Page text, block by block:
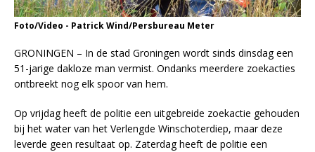
Foto/Video - Patrick Wind/Persbureau Meter
GRONINGEN – In de stad Groningen wordt sinds dinsdag een
51-jarige dakloze man vermist. Ondanks meerdere zoekacties
ontbreekt nog elk spoor van hem.
Op vrijdag heeft de politie een uitgebreide zoekactie gehouden
bij het water van het Verlengde Winschoterdiep, maar deze
leverde geen resultaat op. Zaterdag heeft de politie een